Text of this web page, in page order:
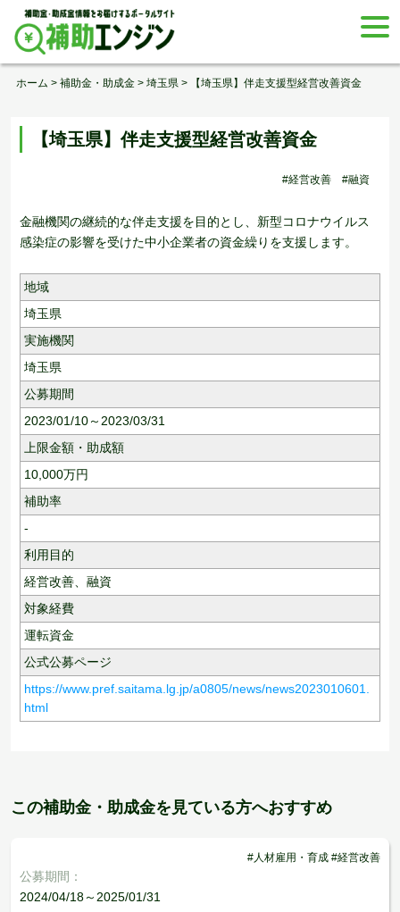
Skip
content
ホーム > 補助金・助成金 > 埼玉県 > 【埼玉県】伴走支援型経営改善資金
【埼玉県】伴走支援型経営改善資金
#経営改善 #融資
金融機関の継続的な伴走支援を目的とし、新型コロナウイルス
感染症の影響を受けた中小企業者の資金繰りを支援します。
地域
埼玉県
実施機関
埼玉県
公募期間
2023/01/10～2023/03/31
上限金額・助成額
10,000万円
補助率
-
利用目的
経営改善、 融資
対象経費
運転資金
公式公募ページ
https://www.pref.saitama.lg.jp/a0805/news/news2023010601.
html
この補助金・助成金を見ている方へおすすめ
#人材雇用・育成 #経営改善
公募期間：
2024/04/18～2025/01/31